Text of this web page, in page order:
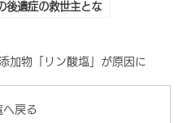
後遺症の救世主とな
加物「リン酸塩」が原因に
へ戻る